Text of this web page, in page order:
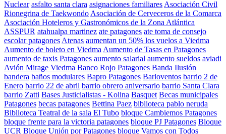
Nuclear asfalto santa clara asignaciones familiares Asociación Civil
Rionegrina de Taekwondo Asociación de Cerveceros de la Comarca
Asociación Hoteleros y Gastronómicos de la Zona Atlántica
ASSPUR atahualpa martinez ate patagones ate toma de consejo
escolar patagones Atenas aumentan un 50% los vuelos a Viedma
Aumento de boleto en Viedma Aumento de Tasas en Patagones
aumento de taxis Patagones aumento salarial aumento sueldos aviadi
Avión Mirage Viedma Banco Rojo Patagones Banda Ilusión
bandera baños modulares Bapro Patagones Barloventos barrio 2 de
Enero barrio 22 de abril barrio obrero aniversario barrio Santa Clara
barrio Zatti Bases Justicialistas - Kolina Basquet Becas municipales
Patagones becas patagones Bettina Paez biblioteca pablo neruda
Biblioteca Teatral de la sala El Tubo bloque Cambiemos Patagones
bloque frente para la victoria patagones bloque PJ Patagones Bloque
UCR Bloque Unión por Patagones bloque Vamos con Todos